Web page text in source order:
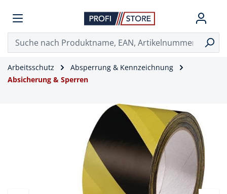
Arbeitsschutz
Absperrung & Kennzeichnung
Absicherung & Sperren